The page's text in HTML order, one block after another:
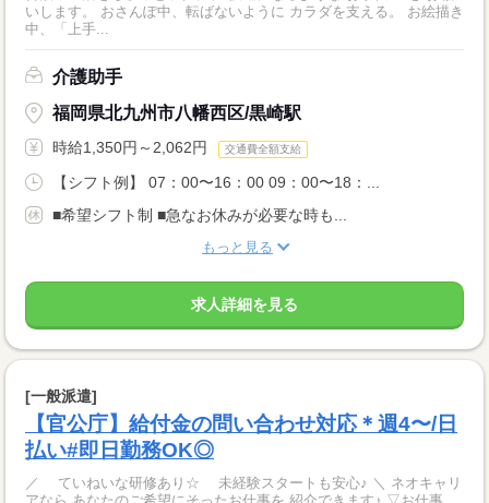
いします。 おさんぽ中、転ばないように カラダを支える。 お絵描き
中、「上手...
介護助手
福岡県北九州市八幡西区/黒崎駅
時給1,350円～2,062円 交通費全額支給
【シフト例】 07：00〜16：00 09：00〜18：...
■希望シフト制 ■急なお休みが必要な時も...
もっと見る
求人詳細を見る
[一般派遣]
【官公庁】給付金の問い合わせ対応＊週4〜/日
払い#即日勤務OK◎
／ ていねいな研修あり☆ 未経験スタートも安心♪ ＼ ネオキャリ